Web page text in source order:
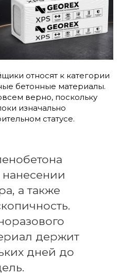
относят к категории
бетонные материалы.
верно, поскольку
изначально
статусе.
а также
держит
дней до